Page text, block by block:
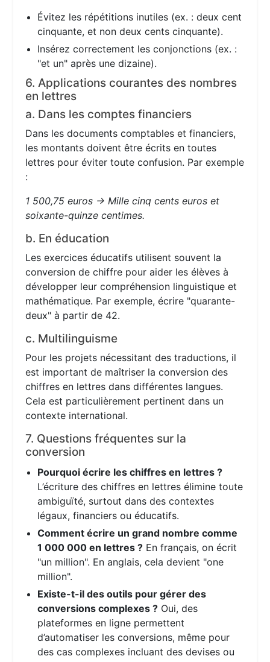
Évitez les répétitions inutiles (ex. : deux cent
cinquante, et non deux cents cinquante).
Insérez correctement les conjonctions (ex. :
"et un" après une dizaine).
6. Applications courantes des nombres
en lettres
a. Dans les comptes financiers
Dans les documents comptables et financiers,
les montants doivent être écrits en toutes
lettres pour éviter toute confusion. Par exemple
:
1 500,75 euros → Mille cinq cents euros et
soixante-quinze centimes.
b. En éducation
Les exercices éducatifs utilisent souvent la
conversion de chiffre pour aider les élèves à
développer leur compréhension linguistique et
mathématique. Par exemple, écrire "quarante-
deux" à partir de 42.
c. Multilinguisme
Pour les projets nécessitant des traductions, il
est important de maîtriser la conversion des
chiffres en lettres dans différentes langues.
Cela est particulièrement pertinent dans un
contexte international.
7. Questions fréquentes sur la
conversion
Pourquoi écrire les chiffres en lettres ?
L’écriture des chiffres en lettres élimine toute
ambiguïté, surtout dans des contextes
légaux, financiers ou éducatifs.
Comment écrire un grand nombre comme
1 000 000 en lettres ? En français, on écrit
"un million". En anglais, cela devient "one
million".
Existe-t-il des outils pour gérer des
conversions complexes ? Oui, des
plateformes en ligne permettent
d’automatiser les conversions, même pour
des cas complexes incluant des devises ou